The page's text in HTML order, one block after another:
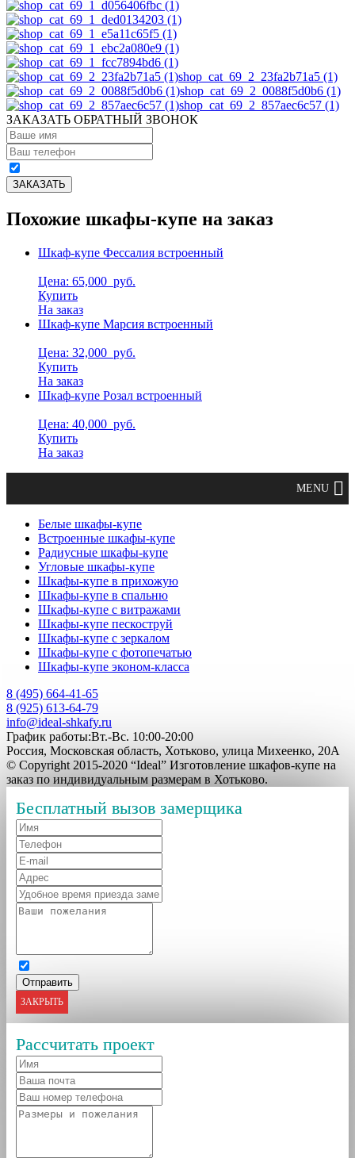
shop_cat_69_2_23fa2b71a5 (1)
shop_cat_69_2_0088f5d0b6 (1)
shop_cat_69_2_857aec6c57 (1)
ЗАКАЗАТЬ ОБРАТНЫЙ ЗВОНОК
Похожие шкафы-купе на заказ
Шкаф-купе Фессалия встроенный
Цена: 65,000 руб.
Купить
На заказ
Шкаф-купе Марсия встроенный
Цена: 32,000 руб.
Купить
На заказ
Шкаф-купе Розал встроенный
Цена: 40,000 руб.
Купить
На заказ
Белые шкафы-купе
Встроенные шкафы-купе
Радиусные шкафы-купе
Угловые шкафы-купе
Шкафы-купе в прихожую
Шкафы-купе в спальню
Шкафы-купе с витражами
Шкафы-купе пескоструй
Шкафы-купе с зеркалом
Шкафы-купе с фотопечатью
Шкафы-купе эконом-класса
8 (495) 664-41-65
8 (925) 613-64-79
info@ideal-shkafy.ru
График работы:Вт.-Вс. 10:00-20:00
Россия, Московская область, Хотьково, улица Михеенко, 20А
© Copyright 2015-2020 “Ideal” Изготовление шкафов-купе на
заказ по индивидуальным размерам в Хотьково.
Бесплатный вызов замерщика
ЗАКРЫТЬ
Рассчитать проект